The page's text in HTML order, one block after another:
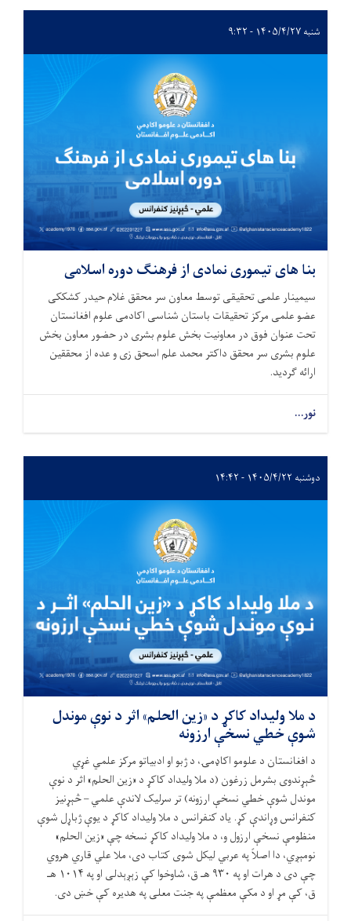
شنبه ۱۴۰۵/۴/۲۷ - ۹:۳۲
بنا های تیموری نمادی از فرهنگ دوره اسلامی
سیمینار علمی تحقیقی توسط معاون سر محقق غلام حیدر کشککی
عضو علمی مرکز تحقیقات باستان شناسی اکادمی علوم افغانستان
تحت عنوان فوق در معاونیت بخش علوم بشری در حضور معاون بخش
علوم بشری سر محقق داکتر محمد علم اسحق زی و عده‌ از محققین
ارائه گردید.
نور...
دوشنبه ۱۴۰۵/۴/۲۲ - ۱۴:۴۲
د ملا وليداد کاکړ د «زين الحلم» اثر د نوې موندل
شوې خطي نسخې ارزونه
د افغانستان د علومو اکاډمۍ، د ژبو او ادبياتو مرکز علمي غړي
څېړندوی بشرمل زرغون (د ملا وليداد کاکړ د «زين الحلم» اثر د نوې
موندل شوې خطي نسخې ارزونه) تر سرلیک لاندې علمي – څېړنیز
کنفرانس وړاندې کړ. ياد کنفرانس د ملا ولیداد کاکړ د يوې ژباړل شوې
منظومې نسخې ارزول و، د ملا وليداد کاکړ نسخه چې «زين الحلم»
نومېږي، دا اصلاً په عربي ليکل شوی کتاب دی، ملا علي قاري هروي
چې دی د هرات او په ۹۳۰ هـ ق، شاوخوا کې زېږېدلی او په ۱۰۱۴ هـ
ق، کې مړ او د مکې معظمې په جنت معلی په هديره کې خښ دی.